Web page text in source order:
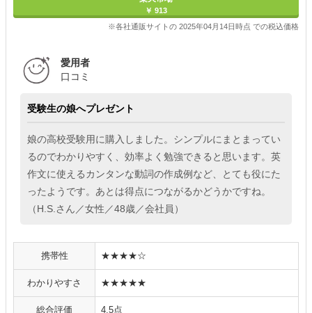
￥ 913
※各社通販サイトの 2025年04月14日時点 での税込価格
愛用者
口コミ
受験生の娘へプレゼント
娘の高校受験用に購入しました。シンプルにまとまってい
るのでわかりやすく、効率よく勉強できると思います。英
作文に使えるカンタンな動詞の作成例など、とても役にた
ったようです。あとは得点につながるかどうかですね。
（H.S.さん／女性／48歳／会社員）
携帯性 ★★★★☆
わかりやすさ ★★★★★
総合評価 4.5点